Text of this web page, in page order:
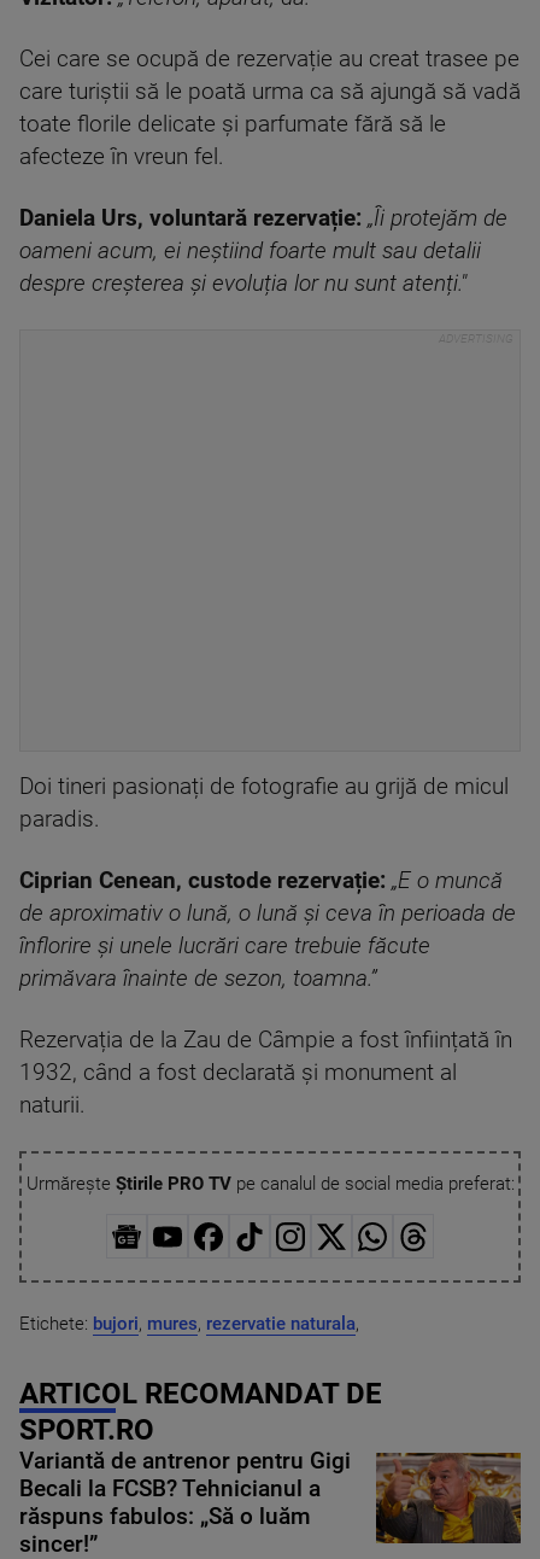
Cei care se ocupă de rezervație au creat trasee pe
care turiștii să le poată urma ca să ajungă să vadă
toate florile delicate și parfumate fără să le
afecteze în vreun fel.
Daniela Urs, voluntară rezervație: „Îi protejăm de
oameni acum, ei neștiind foarte mult sau detalii
despre creșterea și evoluția lor nu sunt atenți."
Doi tineri pasionați de fotografie au grijă de micul
paradis.
Ciprian Cenean, custode rezervație: „E o muncă
de aproximativ o lună, o lună și ceva în perioada de
înflorire și unele lucrări care trebuie făcute
primăvara înainte de sezon, toamna.”
Rezervația de la Zau de Câmpie a fost înființată în
1932, când a fost declarată și monument al
naturii.
Urmărește Știrile PRO TVpe canalul de social media preferat:
Etichete: bujori, mures, rezervatie naturala,
ARTICOL RECOMANDAT DE
SPORT.RO
Variantă de antrenor pentru Gigi
Becali la FCSB? Tehnicianul a
răspuns fabulos: „Să o luăm
sincer!”